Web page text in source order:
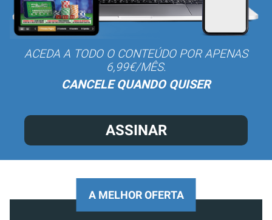
ACEDA A TODO O CONTEÚDO POR APENAS
6,99€/MÊS.
CANCELE QUANDO QUISER
ASSINAR
A MELHOR OFERTA